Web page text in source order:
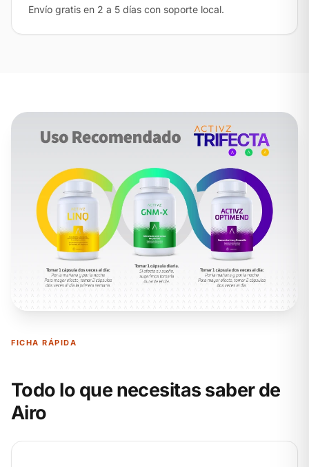
Envío gratis en 2 a 5 días con soporte local.
FICHA RÁPIDA
Todo lo que necesitas saber de
Airo